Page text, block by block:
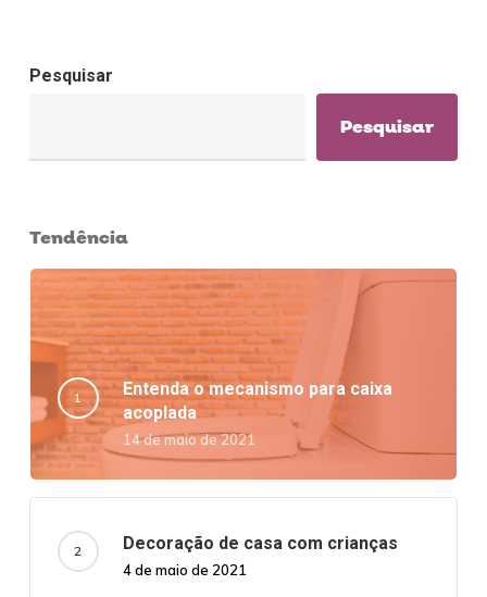
Pesquisar
Pesquisar
Tendência
Entenda o mecanismo para caixa
acoplada
14 de maio de 2021
Decoração de casa com crianças
4 de maio de 2021